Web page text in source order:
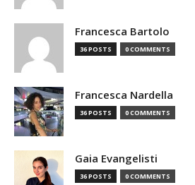
Francesca Bartolo
36 POSTS 0 COMMENTS
Francesca Nardella
36 POSTS 0 COMMENTS
Gaia Evangelisti
36 POSTS 0 COMMENTS